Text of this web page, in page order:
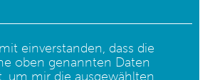
einverstanden, dass die
oben genannten Daten
um mir die ausgewählten